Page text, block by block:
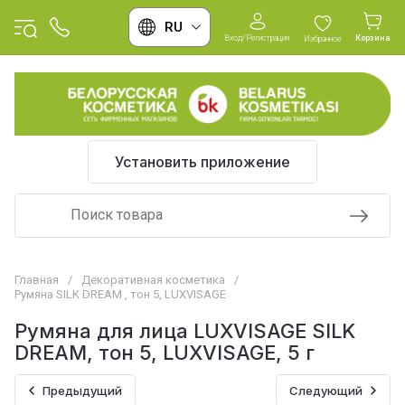
RU
Вход/Регистрация Избранное Корзина
Установить приложение
Главная / Декоративная косметика
/
Румяна SILK DREAM , тон 5, LUXVISAGE
Румяна для лица LUXVISAGE SILK
DREAM, тон 5, LUXVISAGE, 5 г
Предыдущий Следующий